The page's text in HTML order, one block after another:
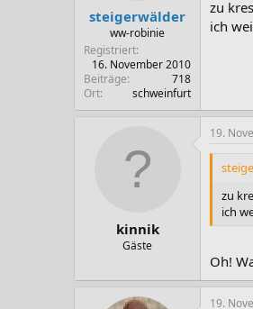
steigerwälder
ww-robinie
Registriert
16. November 2010
Beiträge
718
Ort
schweinfurt
zu
ich
kinnik
Gäste
19.
zu
ich
Oh!
19.